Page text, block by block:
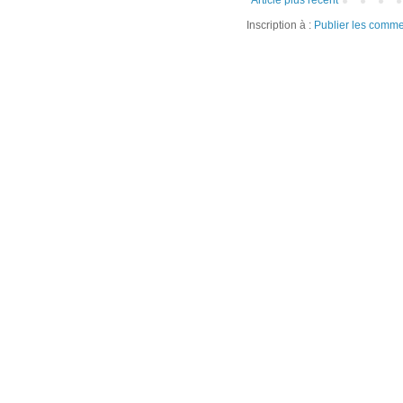
Inscription à : Publier les